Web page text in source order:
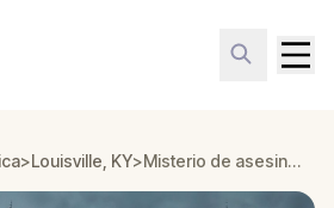
>Louisville, KY> Misterio de asesinato: Resuelve el caso en East Market District Louisville, KY